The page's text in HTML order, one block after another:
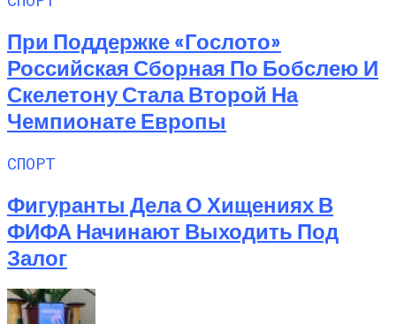
При Поддержке «Гослото»
Российская Сборная По Бобслею И
Скелетону Стала Второй На
Чемпионате Европы
СПОРТ
Фигуранты Дела О Хищениях В
ФИФА Начинают Выходить Под
Залог